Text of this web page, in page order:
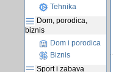
Tehnika
Dom, porodica,
biznis
Dom i porodica
Biznis
Sport i zabava